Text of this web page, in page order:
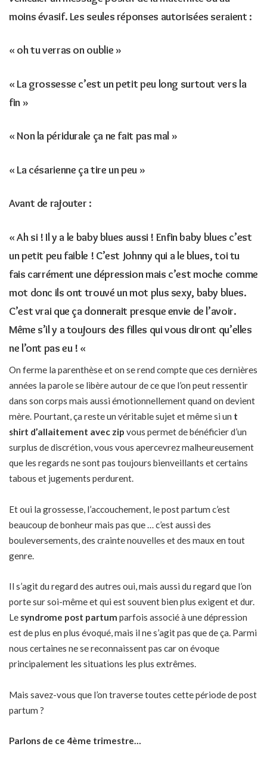
moins évasif. Les seules réponses autorisées seraient :
« oh tu verras on oublie »
« La grossesse c’est un petit peu long surtout vers la
fin »
« Non la péridurale ça ne fait pas mal »
« La césarienne ça tire un peu »
Avant de rajouter :
« Ah si ! Il y a le baby blues aussi ! Enfin baby blues c’est
un petit peu faible ! C’est Johnny qui a le blues, toi tu
fais carrément une dépression mais c’est moche comme
mot donc ils ont trouvé un mot plus sexy, baby blues.
C’est vrai que ça donnerait presque envie de l’avoir.
Même s’il y a toujours des filles qui vous diront qu’elles
ne l’ont pas eu ! «
On ferme la parenthèse et on se rend compte que ces dernières
années la parole se libère autour de ce que l’on peut ressentir
dans son corps mais aussi émotionnellement quand on devient
mère. Pourtant, ça reste un véritable sujet et même si un t
shirt d’allaitement avec zip vous permet de bénéficier d’un
surplus de discrétion, vous vous apercevrez malheureusement
que les regards ne sont pas toujours bienveillants et certains
tabous et jugements perdurent.
Et oui la grossesse, l’accouchement, le post partum c’est
beaucoup de bonheur mais pas que … c’est aussi des
bouleversements, des crainte nouvelles et des maux en tout
genre.
Il s’agit du regard des autres oui, mais aussi du regard que l’on
porte sur soi-même et qui est souvent bien plus exigent et dur.
Le syndrome post partum parfois associé à une dépression
est de plus en plus évoqué, mais il ne s’agit pas que de ça. Parmi
nous certaines ne se reconnaissent pas car on évoque
principalement les situations les plus extrêmes.
Mais savez-vous que l’on traverse toutes cette période de post
partum ?
Parlons de ce 4ème trimestre…